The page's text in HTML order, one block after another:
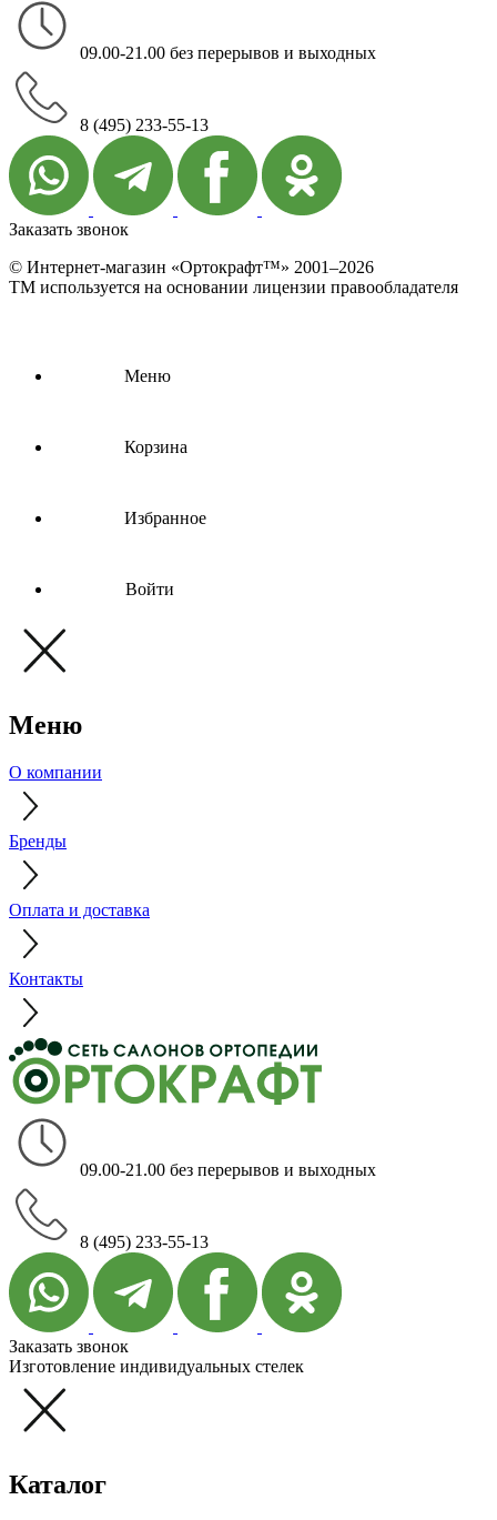
09.00-21.00 без перерывов и выходных
8 (495) 233-55-13
Заказать звонок
© Интернет-магазин «Ортокрафт™» 2001–2026
ТМ используется на основании лицензии правообладателя
Меню
Корзина
Избранное
Войти
Меню
О компании
Бренды
Оплата и доставка
Контакты
09.00-21.00 без перерывов и выходных
8 (495) 233-55-13
Заказать звонок
Изготовление индивидуальных стелек
Каталог